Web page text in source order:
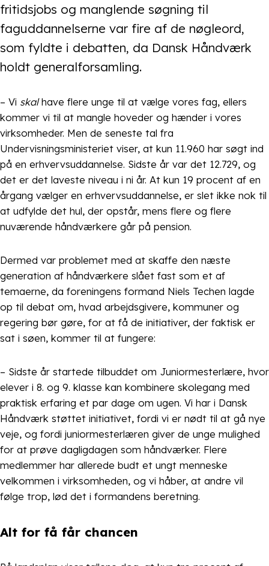
fritidsjobs og manglende søgning til
faguddannelserne var fire af de nøgleord,
som fyldte i debatten, da Dansk Håndværk
holdt generalforsamling.
– Vi skalhave flere unge til at vælge vores fag, ellers
kommer vi til at mangle hoveder og hænder i vores
virksomheder. Men de seneste tal fra
Undervisningsministeriet viser, at kun 11.960 har søgt ind
på en erhvervsuddannelse. Sidste år var det 12.729, og
det er det laveste niveau i ni år. At kun 19 procent af en
årgang vælger en erhvervsuddannelse, er slet ikke nok til
at udfylde det hul, der opstår, mens flere og flere
nuværende håndværkere går på pension.
Dermed var problemet med at skaffe den næste
generation af håndværkere slået fast som et af
temaerne, da foreningens formand Niels Techen lagde
op til debat om, hvad arbejdsgivere, kommuner og
regering bør gøre, for at få de initiativer, der faktisk er
sat i søen, kommer til at fungere:
– Sidste år startede tilbuddet om Juniormesterlære, hvor
elever i 8. og 9. klasse kan kombinere skolegang med
praktisk erfaring et par dage om ugen. Vi har i Dansk
Håndværk støttet initiativet, fordi vi er nødt til at gå nye
veje, og fordi juniormesterlæren giver de unge mulighed
for at prøve dagligdagen som håndværker. Flere
medlemmer har allerede budt et ungt menneske
velkommen i virksomheden, og vi håber, at andre vil
følge trop, lød det i formandens beretning.
Alt for få får chancen